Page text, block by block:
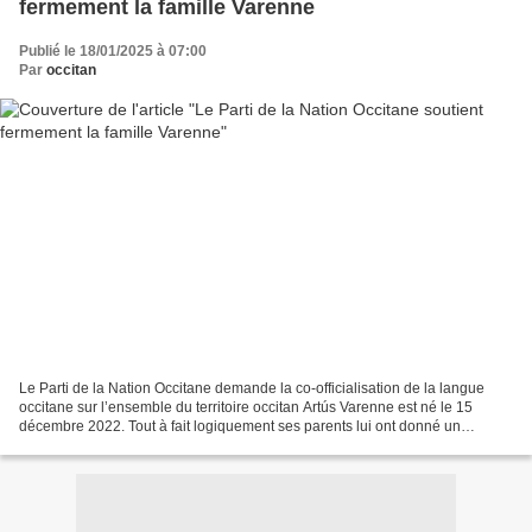
fermement la famille Varenne
Publié le 18/01/2025 à 07:00
Par occitan
Le Parti de la Nation Occitane demande la co-officialisation de la langue
occitane sur l’ensemble du territoire occitan Artús Varenne est né le 15
décembre 2022. Tout à fait logiquement ses parents lui ont donné un